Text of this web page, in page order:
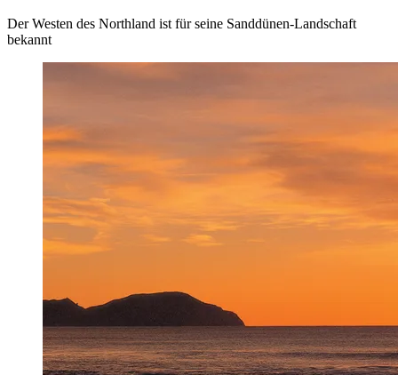
Der Westen des Northland ist für seine Sanddünen-Landschaft
bekannt